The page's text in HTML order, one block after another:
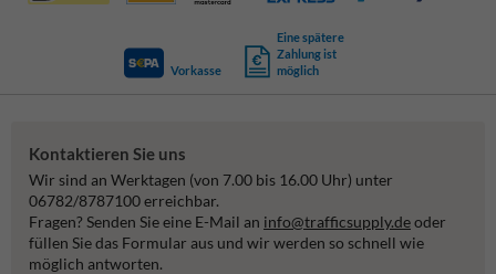
Vorkasse
Eine spätere
Zahlung ist
möglich
Kontaktieren Sie uns
Wir sind an Werktagen (von 7.00 bis 16.00 Uhr) unter
06782/8787100 erreichbar.
Fragen? Senden Sie eine E-Mail an info@trafficsupply.deoder
füllen Sie das Formular aus und wir werden so schnell wie
möglich antworten.